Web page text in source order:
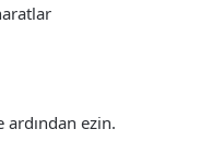
ardından ezin.